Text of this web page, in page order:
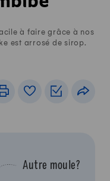
à faire grâce à nos
est arrosé de sirop.
ImprimerLivre de recettes
Listes de
Autre moule?